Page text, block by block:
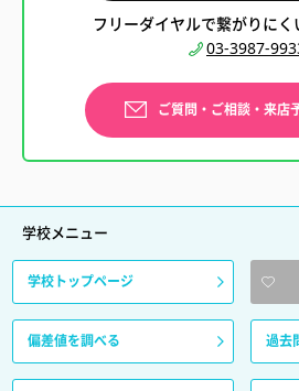
フリーダイヤルで繋がりにく
03-3987-
ご質問・ご相談・来店
学校メニュー
学校トップページ
偏差値を調べる 過去